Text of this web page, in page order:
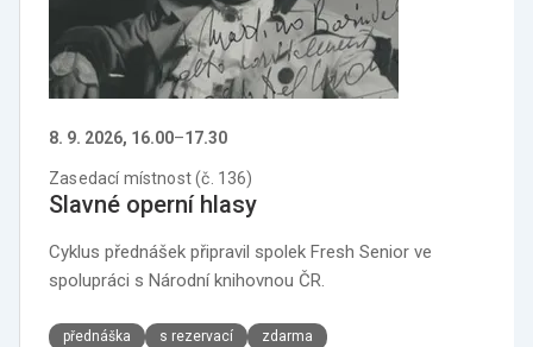
8. 9. 2026, 16.00–17.30
Zasedací místnost (č. 136)
Slavné operní hlasy
Cyklus přednášek připravil spolek Fresh Senior ve
spolupráci s Národní knihovnou ČR.
přednáška s rezervací zdarma